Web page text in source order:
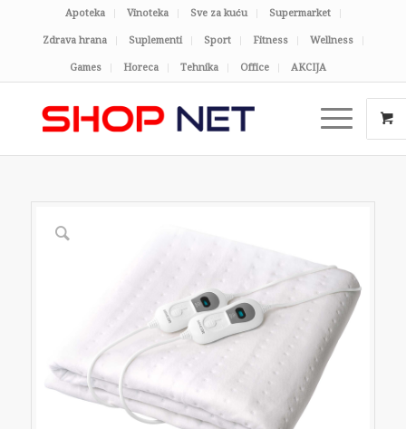
Apoteka Vinoteka Sve za kuću Supermarket
Zdrava hrana Suplementi Sport Fitness Wellness
Games Horeca Tehnika Office AKCIJA